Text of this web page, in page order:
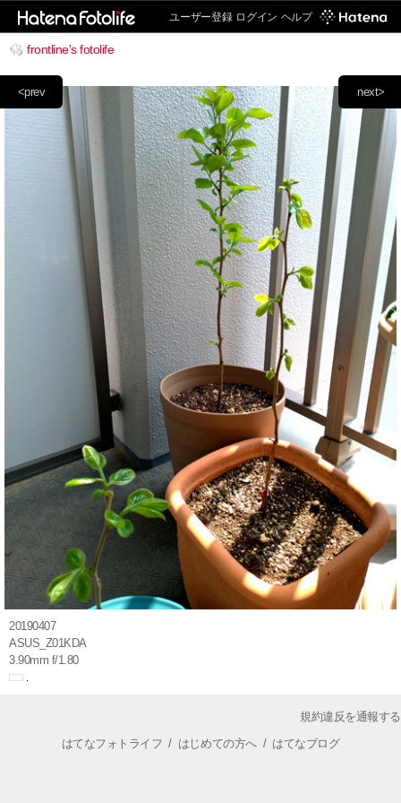
ユーザー登録 ログイン ヘルプ
frontline's fotolife
next>
<prev
20190407
ASUS_Z01KDA
3.90mm f/1.80
規約違反を通報する
はてなフォトライフ / はじめての方へ/ はてなブログ